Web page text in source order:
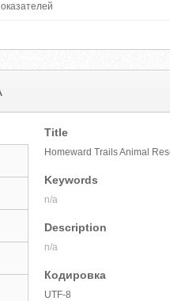
Title
Homeward Trails Animal
Keywords
n/a
Description
n/a
Кодировка
UTF-8